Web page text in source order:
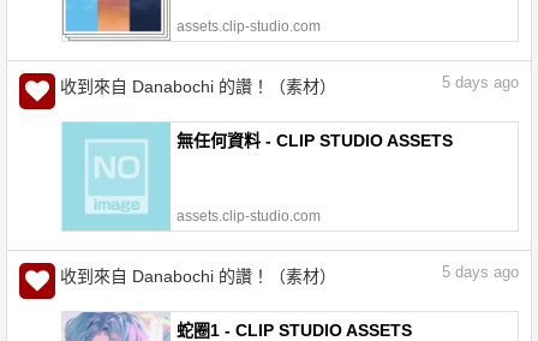
assets.clip-studio.com
收到來自 Danabochi 的讚！（素材） 5 days ago
無任何資料 - CLIP STUDIO ASSETS
assets.clip-studio.com
收到來自 Danabochi 的讚！（素材） 5 days ago
蛇圈1 - CLIP STUDIO ASSETS